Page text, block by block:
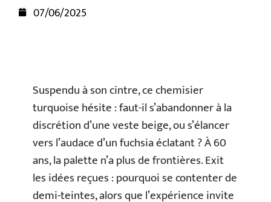
07/06/2025
Suspendu à son cintre, ce chemisier
turquoise hésite : faut-il s’abandonner à la
discrétion d’une veste beige, ou s’élancer
vers l’audace d’un fuchsia éclatant ? À 60
ans, la palette n’a plus de frontières. Exit
les idées reçues : pourquoi se contenter de
demi-teintes, alors que l’expérience invite